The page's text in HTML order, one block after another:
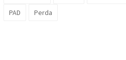
PAD
Perda